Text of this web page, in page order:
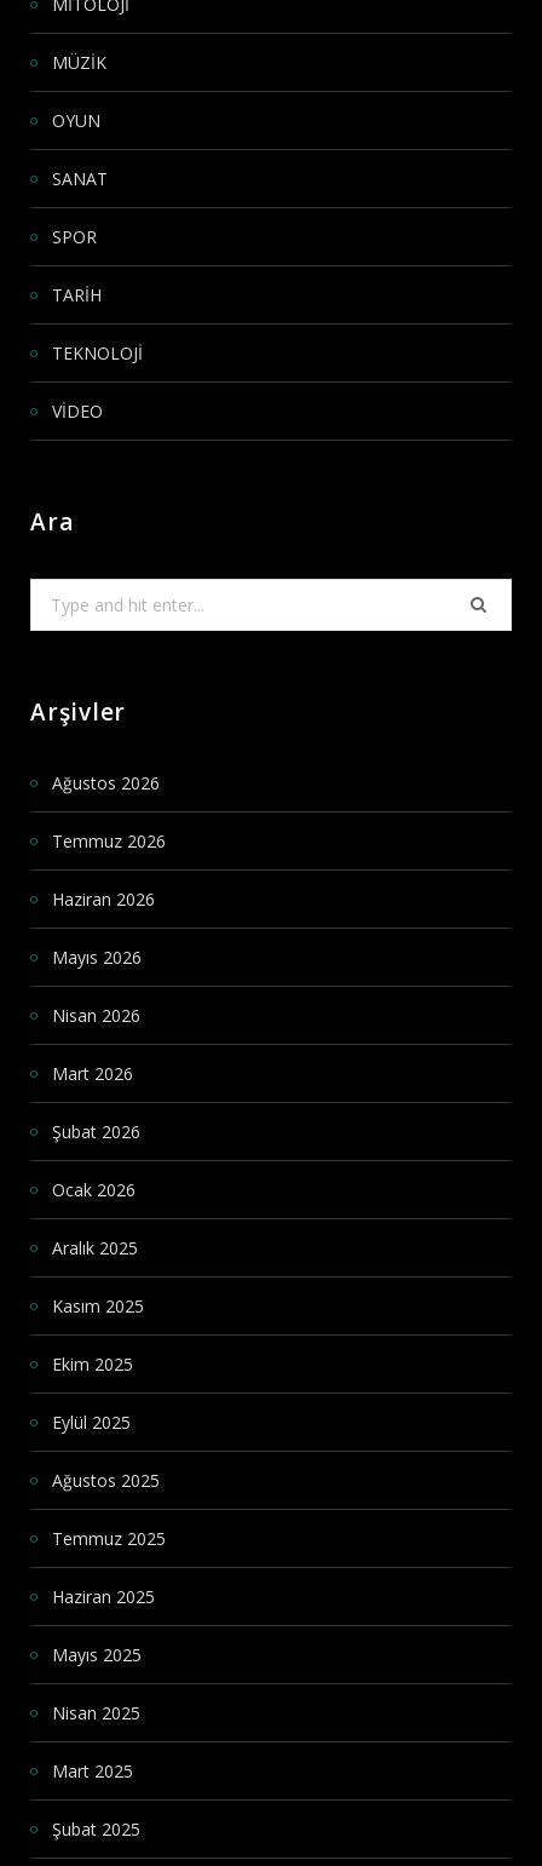
MÜZİK
OYUN
SANAT
SPOR
TARİH
TEKNOLOJİ
VİDEO
Ara
Arşivler
Ağustos 2026
Temmuz 2026
Haziran 2026
Mayıs 2026
Nisan 2026
Mart 2026
Şubat 2026
Ocak 2026
Aralık 2025
Kasım 2025
Ekim 2025
Eylül 2025
Ağustos 2025
Temmuz 2025
Haziran 2025
Mayıs 2025
Nisan 2025
Mart 2025
Şubat 2025